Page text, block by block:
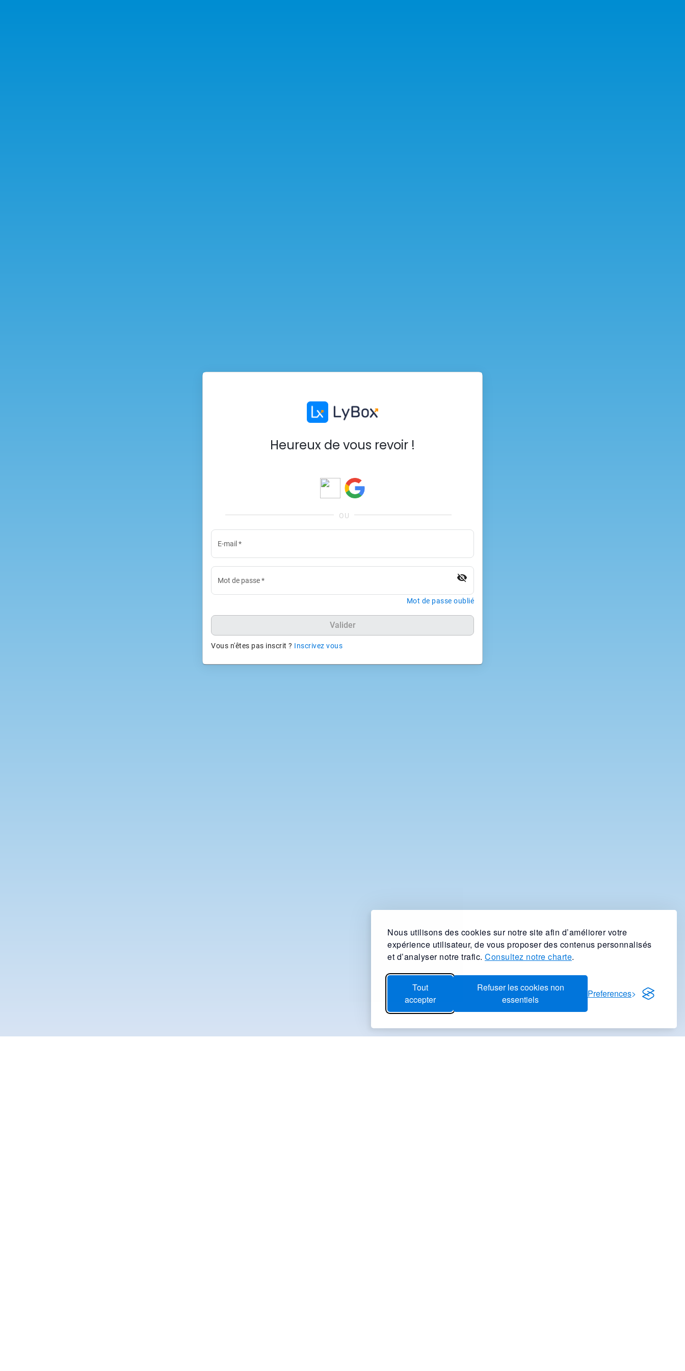
Nous utilisons des cookies sur notre site afin d’améliorer votre
expérience utilisateur, de vous proposer des contenus personnalisés
et d’analyser notre trafic. Consultez notre charte.
Tout
accepter
Refuser les cookies non
essentiels
Preferences
Heureux de vous revoir !
E-mail *
Mot de passe* visibility_off
Mot de passe oublié
Valider
Vous n'êtes pas inscrit ? Inscrivez vous